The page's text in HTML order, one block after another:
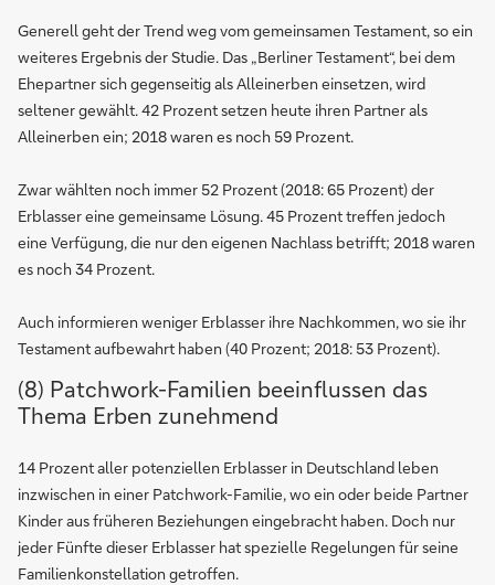
Generell geht der Trend weg vom gemeinsamen Testament, so ein
weiteres Ergebnis der Studie. Das „Berliner Testament“, bei dem
Ehepartner sich gegenseitig als Alleinerben einsetzen, wird
seltener gewählt. 42 Prozent setzen heute ihren Partner als
Alleinerben ein; 2018 waren es noch 59 Prozent.
Zwar wählten noch immer 52 Prozent (2018: 65 Prozent) der
Erblasser eine gemeinsame Lösung. 45 Prozent treffen jedoch
eine Verfügung, die nur den eigenen Nachlass betrifft; 2018 waren
es noch 34 Prozent.
Auch informieren weniger Erblasser ihre Nachkommen, wo sie ihr
Testament aufbewahrt haben (40 Prozent; 2018: 53 Prozent).
(8) Patchwork-Familien beeinflussen das
Thema Erben zunehmend
14 Prozent aller potenziellen Erblasser in Deutschland leben
inzwischen in einer Patchwork-Familie, wo ein oder beide Partner
Kinder aus früheren Beziehungen eingebracht haben. Doch nur
jeder Fünfte dieser Erblasser hat spezielle Regelungen für seine
Familienkonstellation getroffen.